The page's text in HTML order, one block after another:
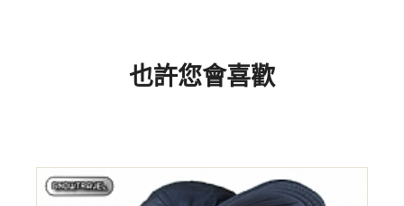
也許您會喜歡